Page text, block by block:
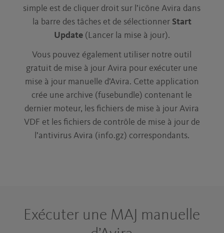
simple est de cliquer droit sur l’icône Avira dans
la barre des tâches et de sélectionner Start
Update(Lancer la mise à jour).
Vous pouvez également utiliser notre outil
gratuit de mise à jour Avira pour exécuter une
mise à jour manuelle d’Avira. Cette application
crée une archive (fusebundle) contenant le
dernier moteur, les fichiers de mise à jour Avira
VDF et les fichiers de contrôle de mise à jour de
l’antivirus Avira (info.gz) correspondants.
Exécuter une MAJ manuelle